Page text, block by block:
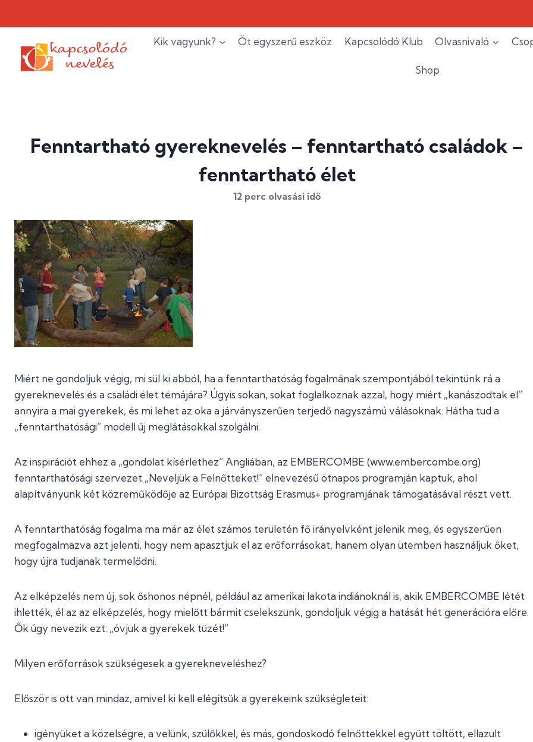
Kik vagyunk? Öt egyszerű eszköz Kapcsolódó Klub Olvasnivaló
Shop
Fenntartható gyereknevelés – fenntartható családok –
fenntartható élet
12 perc olvasási idő
Miért ne gondoljuk végig, mi sül ki abból, ha a fenntarthatóság fogalmának szempontjából tekintünk rá a
gyereknevelés és a családi élet témájára? Úgyis sokan, sokat foglalkoznak azzal, hogy miért „kanászodtak el”
annyira a mai gyerekek, és mi lehet az oka a járványszerűen terjedő nagyszámú válásoknak. Hátha tud a
„fenntarthatósági” modell új meglátásokkal szolgálni.
Az inspirációt ehhez a „gondolat kísérlethez” Angliában, az EMBERCOMBE (www.embercombe.org)
fenntarthatósági szervezet „Neveljük a Felnőtteket!” elnevezésű ötnapos programján kaptuk, ahol
alapítványunk két közreműködője az Európai Bizottság Erasmus+ programjának támogatásával részt vett.
A fenntarthatóság fogalma ma már az élet számos területén fő irányelvként jelenik meg, és egyszerűen
megfogalmazva azt jelenti, hogy nem apasztjuk el az erőforrásokat, hanem olyan ütemben használjuk őket,
hogy újra tudjanak termelődni.
Az elképzelés nem új, sok őshonos népnél, például az amerikai lakota indiánoknál is, akik EMBERCOMBE létét
ihlették, él az az elképzelés, hogy mielőtt bármit cselekszünk, gondoljuk végig a hatását hét generációra előre.
Ők úgy nevezik ezt: „óvjuk a gyerekek tüzét!”
Milyen erőforrások szükségesek a gyerekneveléshez?
Először is ott van mindaz, amivel ki kell elégítsük a gyerekeink szükségleteit:
igényüket a közelségre, a velünk, szülőkkel, és más, gondoskodó felnőttekkel együtt töltött, ellazult